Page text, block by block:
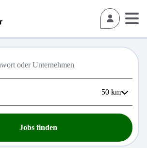
50 km
Jobs finden